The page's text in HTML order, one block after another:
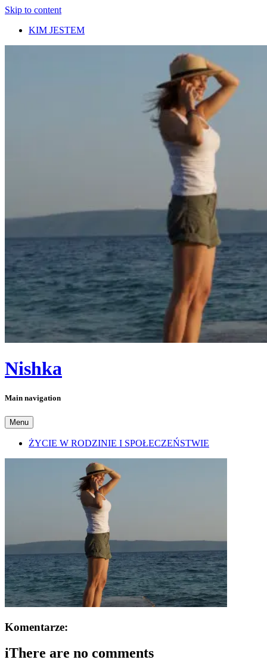
Skip to content
KIM JESTEM
Nishka
Main navigation
Menu
ŻYCIE W RODZINIE I SPOŁECZEŃSTWIE
Komentarze:
iThere are no comments